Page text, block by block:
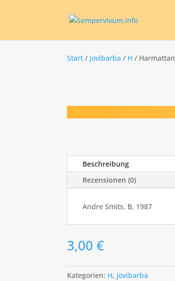
Start / Jovibarba / H / Harmattan
Beschreibung
Rezensionen (0)
Andre Smits, B, 1987
3,00€
Kategorien: H, Jovibarba